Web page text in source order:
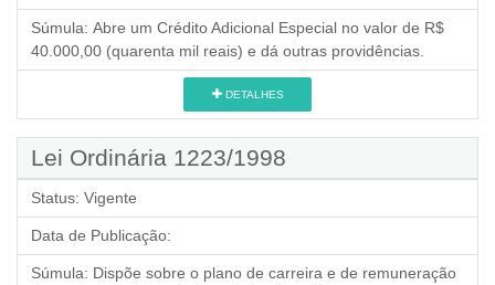
Súmula: Abre um Crédito Adicional Especial no valor de R$
40.000,00 (quarenta mil reais) e dá outras providências.
DETALHES
Lei Ordinária 1223/1998
Status: Vigente
Data de Publicação:
Súmula: Dispõe sobre o plano de carreira e de remuneração